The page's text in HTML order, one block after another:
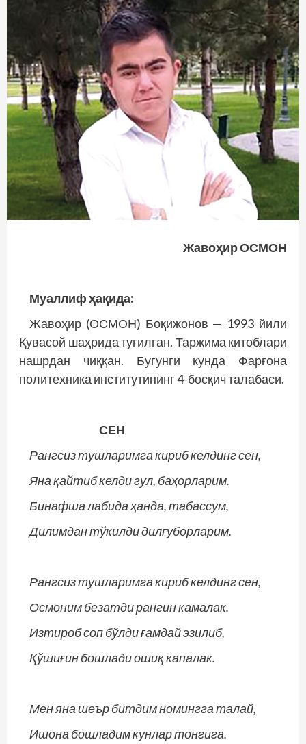
Жавоҳир ОСМОН
Муаллиф ҳақида:
Жавоҳир (ОСМОН) Боқижонов — 1993 йили
Қувасой шаҳрида туғилган. Таржима китоблари
нашрдан чиққан. Бугунги кунда Фарғона
политехника институтининг 4-босқич талабаси.
СЕН
Рангсиз тушларимга кириб келдинг сен,
Яна қайтиб келди гул, баҳорларим.
Бинафша лабида ҳанда, табассум,
Дилимдан тўкилди дилғуборларим.
Рангсиз тушларимга кириб келдинг сен,
Осмоним безатди рангин камалак.
Изтироб соп бўлди ғамдай эзилиб,
Қўшиғин бошлади ошиқ капалак.
Мен яна шеър битдим номингга талай,
Ишона бошладим кунлар тонгига.